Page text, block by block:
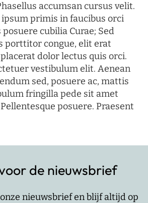
accumsan cursus velit.
primis in faucibus orci
cubilia Curae; Sed
porttitor congue, elit erat
dolor lectus quis orci.
vestibulum elit. Aenean
sed, posuere ac, mattis
fringilla pede sit amet
posuere. Praesent
de nieuwsbrief
nieuwsbrief en blijf altijd op